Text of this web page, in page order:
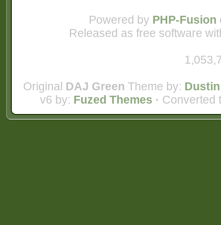
Powered by PHP-Fusion
Released as free software
Original DAJ Green Theme by:
v6 by: Fuzed Themes · Converted